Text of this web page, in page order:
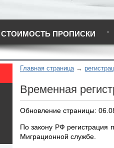
СТОИМОСТЬ ПРОПИСКИ
Главная страница
Временная
Обновление страницы:
По закону РФ регистрация
Миграционной службе.